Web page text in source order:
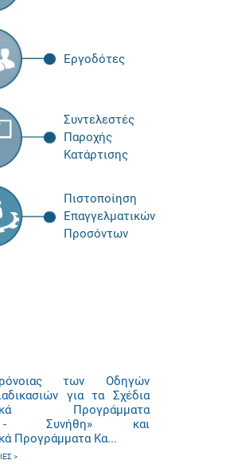
Εργοδότες
Συντελεστές
Παροχής
Κατάρτισης
Πιστοποίηση
Επαγγελματικών
Προσόντων
των Οδηγών
για τα Σχέδια
Προγράμματα
- Συνήθη» και
Προγράμματα Κα...